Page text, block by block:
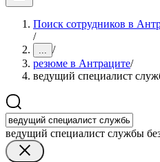
Поиск сотрудников в
/
... /
резюме в Антраците/
ведущий специалист
ведущий специалист службы